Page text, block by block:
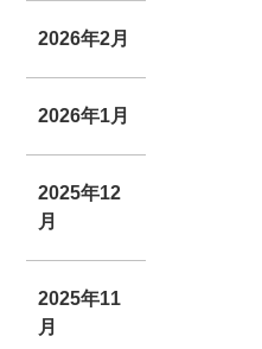
2026年2月
2026年1月
2025年12
月
2025年11
月